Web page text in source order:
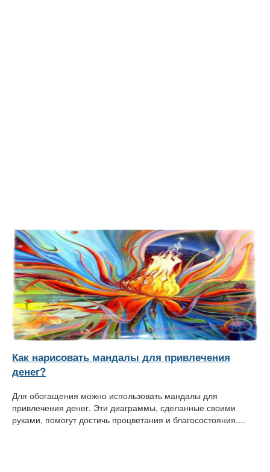
Как нарисовать мандалы для привлечения
денег?
Для обогащения можно использовать мандалы для
привлечения денег. Эти диаграммы, сделанные своими
руками, помогут достичь процветания и благосостояния....